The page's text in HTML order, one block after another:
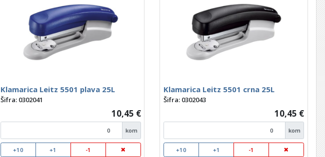
Klamarica Leitz 5501 plava 25L
Šifra: 0302041
10,45 €
kom
+10 +1 -1
Klamarica Leitz 5501 crna 25L
Šifra: 0302043
10,45 €
kom
+10 +1 -1